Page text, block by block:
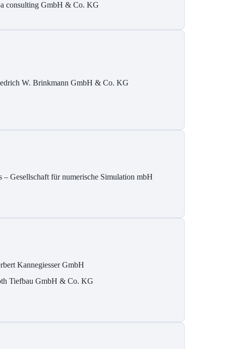
consulting GmbH & Co. KG
W. Brinkmann GmbH & Co. KG
– Gesellschaft für numerische Simulation mbH
Kannegiesser GmbH
Tiefbau GmbH & Co. KG